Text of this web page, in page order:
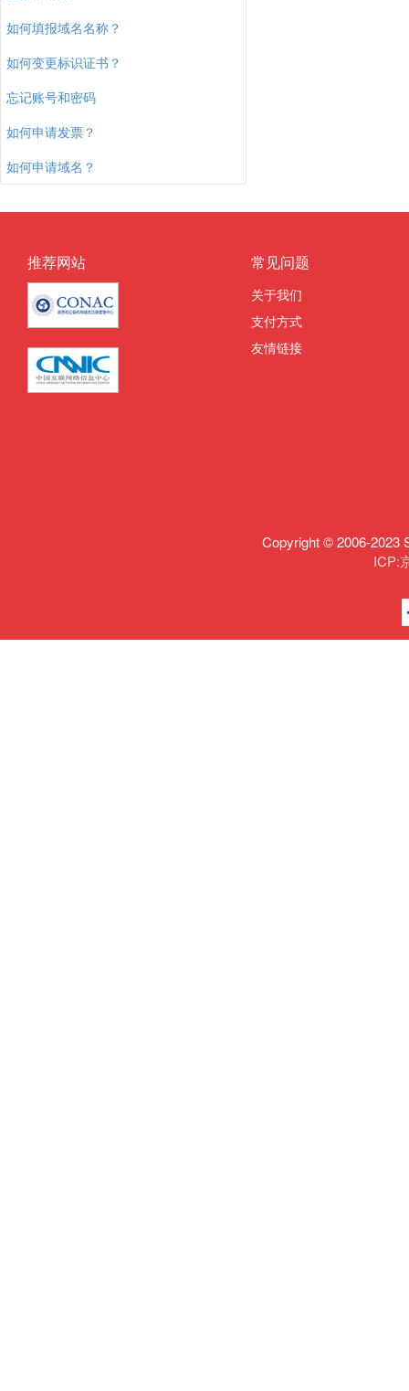
如何填报域名名称？
如何变更标识证书？
忘记账号和密码
如何申请发票？
如何申请域名？
推荐网站 常见问题
关于我们
支付方式
友情链接
Copyright © 2006-2023
ICP: